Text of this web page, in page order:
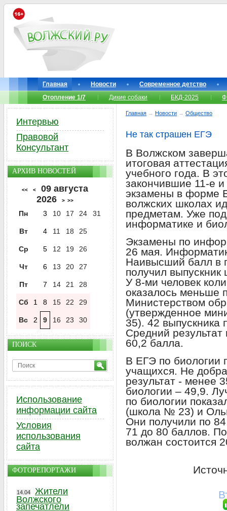
Главная Новости
Современное детство
Отопление 1/7
Дикие собаки БКД-2025
Главная → Новости → Общество
Не так страшен ЕГЭ
В Волжском
итоговая
учебного года. В
закончившие 11-е
экзамены в форме
волжских школах
предметам. Уже
информатике и
Экзамены по
26 мая.
Наивысший балл в
получил
У 8-ми человек
оказалось меньше
Министерством
(утвержденное
35). 42 выпускника
Средний
60,2 балла.
В ЕГЭ по биологии
учащихся. Не
результат - менее
биологии – 49,9.
по биологии
(школа № 23) и
Они получили по
71 до 80 баллов.
волжан состоится
Интервью
Правовой
Консультант
АРХИВ НОВОСТЕЙ
<< <
09 августа
2026
> >>
Пн 3 10 17 24 31
Вт 4 11 18 25
Ср 5 12 19 26
Чт 6 13 20 27
Пт 7 14 21 28
Сб 1 8 15 22 29
Вс 2 9 16 23 30
ПОИСК
Использование
информации сайта
Условия
использования
сайта
ФОТОРЕПОРТАЖИ
14.04
Жители
Волжского
запечатлели